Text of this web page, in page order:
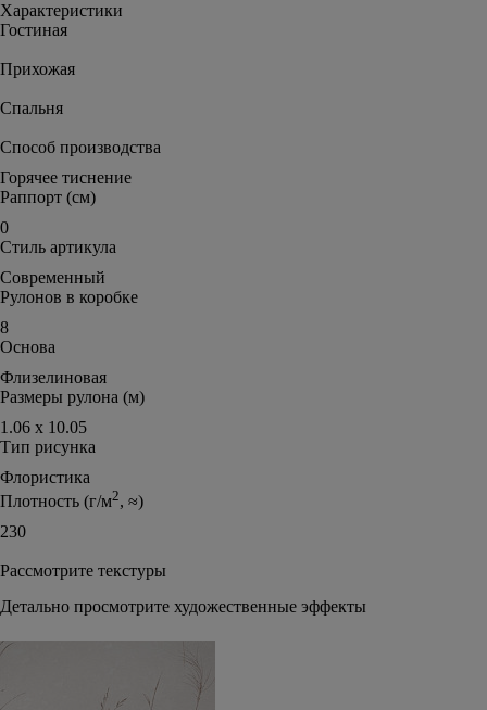
Характеристики
Гостиная
Прихожая
Спальня
Способ производства
Горячее тиснение
Раппорт (см)
0
Стиль артикула
Современный
Рулонов в коробке
8
Основа
Флизелиновая
Размеры рулона (м)
1.06 х 10.05
Тип рисунка
Флористика
Плотность (г/м2, ≈)
230
Рассмотрите текстуры
Детально просмотрите художественные эффекты